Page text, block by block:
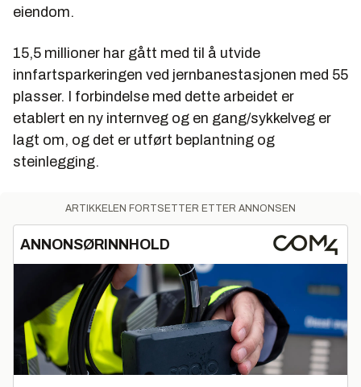
eiendom.
15,5 millioner har gått med til å utvide
innfartsparkeringen ved jernbanestasjonen med 55
plasser. I forbindelse med dette arbeidet er
etablert en ny internveg og en gang/sykkelveg er
lagt om, og det er utført beplantning og
steinlegging.
ARTIKKELEN FORTSETTER ETTER ANNONSEN
ANNONSØRINNHOLD